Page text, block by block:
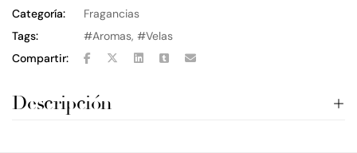
Categoría:
Fragancias
Tags:
Aromas,
Velas
Compartir:
Descripción